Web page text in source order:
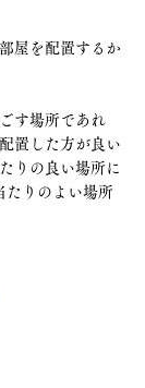
屋を配置するか
す場所であれ
置した方が良い
りの良い場所に
たりのよい場所